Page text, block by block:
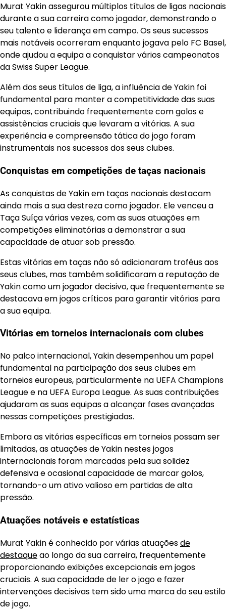
Murat Yakin assegurou múltiplos títulos de ligas nacionais
durante a sua carreira como jogador, demonstrando o
seu talento e liderança em campo. Os seus sucessos
mais notáveis ocorreram enquanto jogava pelo FC Basel,
onde ajudou a equipa a conquistar vários campeonatos
da Swiss Super League.
Além dos seus títulos de liga, a influência de Yakin foi
fundamental para manter a competitividade das suas
equipas, contribuindo frequentemente com golos e
assistências cruciais que levaram a vitórias. A sua
experiência e compreensão tática do jogo foram
instrumentais nos sucessos dos seus clubes.
Conquistas em competições de taças nacionais
As conquistas de Yakin em taças nacionais destacam
ainda mais a sua destreza como jogador. Ele venceu a
Taça Suíça várias vezes, com as suas atuações em
competições eliminatórias a demonstrar a sua
capacidade de atuar sob pressão.
Estas vitórias em taças não só adicionaram troféus aos
seus clubes, mas também solidificaram a reputação de
Yakin como um jogador decisivo, que frequentemente se
destacava em jogos críticos para garantir vitórias para
a sua equipa.
Vitórias em torneios internacionais com clubes
No palco internacional, Yakin desempenhou um papel
fundamental na participação dos seus clubes em
torneios europeus, particularmente na UEFA Champions
League e na UEFA Europa League. As suas contribuições
ajudaram as suas equipas a alcançar fases avançadas
nessas competições prestigiadas.
Embora as vitórias específicas em torneios possam ser
limitadas, as atuações de Yakin nestes jogos
internacionais foram marcadas pela sua solidez
defensiva e ocasional capacidade de marcar golos,
tornando-o um ativo valioso em partidas de alta
pressão.
Atuações notáveis e estatísticas
Murat Yakin é conhecido por várias atuaçõesde
destaqueao longo da sua carreira, frequentemente
proporcionando exibições excepcionais em jogos
cruciais. A sua capacidade de ler o jogo e fazer
intervenções decisivas tem sido uma marca do seu estilo
de jogo.